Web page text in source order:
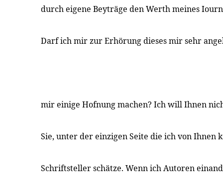
durch eigene Beyträge den Werth meines
Darf ich mir zur Erhörung dieses mir sehr
mir einige Hofnung machen? Ich will Ihnen
Sie, unter der einzigen Seite die ich von Ihnen
Schriftsteller schätze. Wenn ich Autoren